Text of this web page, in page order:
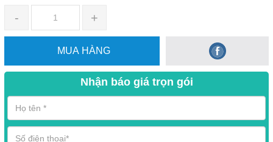
- +
MUA HÀNG
Nhận báo giá trọn gói